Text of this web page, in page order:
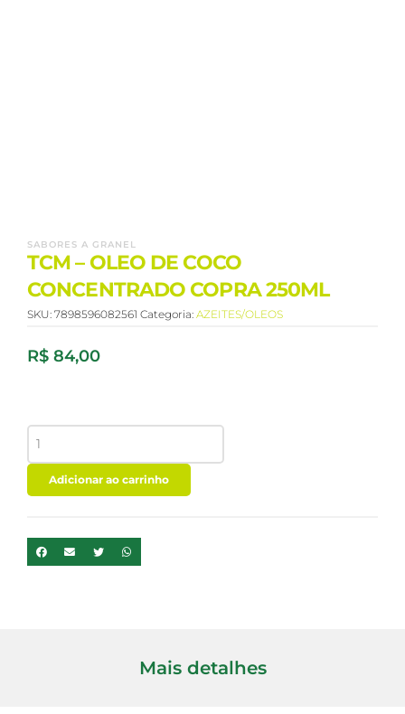
SABORES A GRANEL
TCM – OLEO DE COCO
CONCENTRADO COPRA 250ML
SKU: 7898596082561 Categoria: AZEITES/OLEOS
R$ 84,00
OLEO
COCO
COPRA
250ML
Adicionar ao carrinho
Mais detalhes